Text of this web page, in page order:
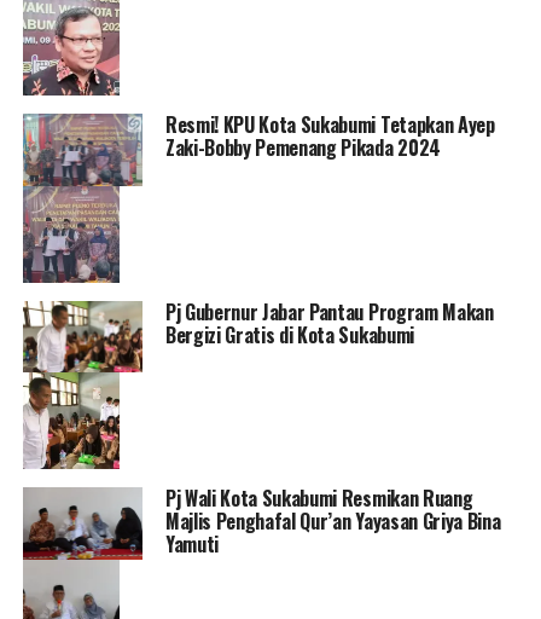
Resmi! KPU Kota Sukabumi Tetapkan Ayep
Zaki-Bobby Pemenang Pikada 2024
Pj Gubernur Jabar Pantau Program Makan
Bergizi Gratis di Kota Sukabumi
Pj Wali Kota Sukabumi Resmikan Ruang
Majlis Penghafal Qur’an Yayasan Griya Bina
Yamuti